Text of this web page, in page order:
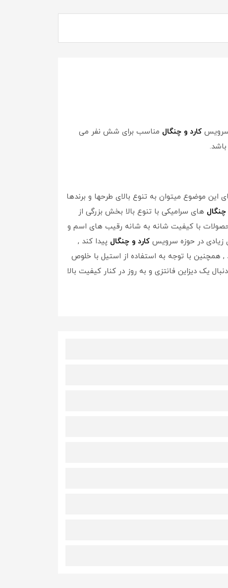
کارد و چنگال مناسب برای شش نفر می
موضوع میتوان به تنوع بالای طرحها و برندها
چنگال های سرامیکی با تنوع بالا بخش بزرگی از
محصولات با کیفیت شانه به شانه رقیب های اسم و
زیادی در حوزه سرویس کارد و چنگال پیدا کند ,
, همچنین با توجه به استفاده از استیل با خلوص
یک دیزاین فانتزی و به روز در کنار کیفیت بالا